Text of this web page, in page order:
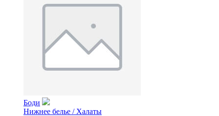
Боди
Нижнее белье / Халаты